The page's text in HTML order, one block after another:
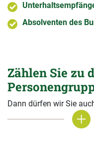
Absolventen des
Zählen Sie zu
Dann dürfen wir Sie